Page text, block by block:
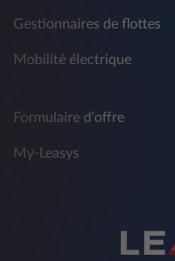
Gestionnaires de flottes
Mobilité électrique
Formulaire d'offre
My-Leasys